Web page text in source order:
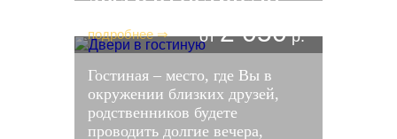
подробнее ⇒ от2 050р.
Гостиная – место, где Вы в
окружении близких друзей,
родственников будете
проводить долгие вечера,